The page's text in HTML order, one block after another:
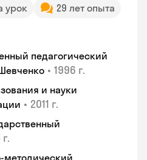
урок
29 лет опыта
педагогический
• 1996 г.
и науки
• 2011 г.
методический